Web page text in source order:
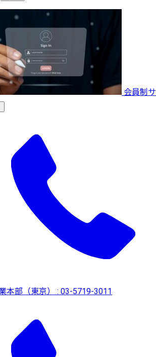
会員制サ
本部（東京） : 03-5719-3011